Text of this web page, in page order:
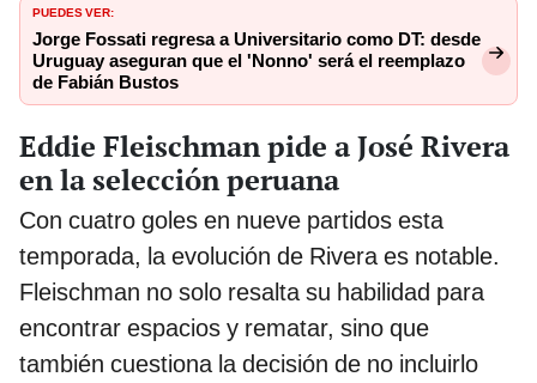
PUEDES VER:
Jorge Fossati regresa a Universitario como DT: desde
Uruguay aseguran que el 'Nonno' será el reemplazo
de Fabián Bustos
Eddie Fleischman pide a José Rivera
en la selección peruana
Con cuatro goles en nueve partidos esta
temporada, la evolución de Rivera es notable.
Fleischman no solo resalta su habilidad para
encontrar espacios y rematar, sino que
también cuestiona la decisión de no incluirlo